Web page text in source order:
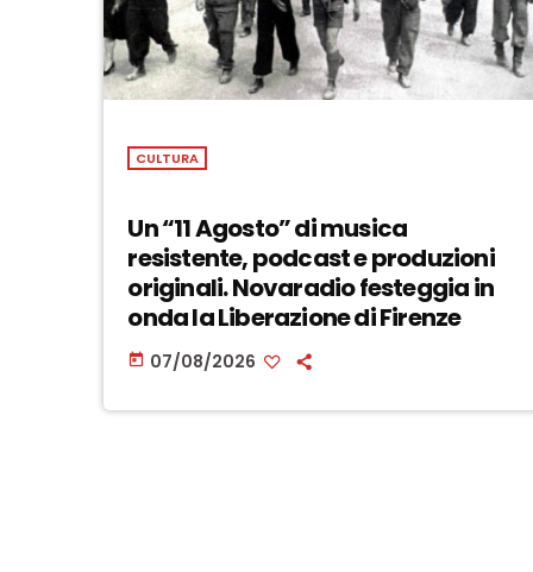
CULTURA
Un “11 Agosto” di musica
resistente, podcast e produzioni
originali. Novaradio festeggia in
onda la Liberazione di Firenze
today 07/08/2026